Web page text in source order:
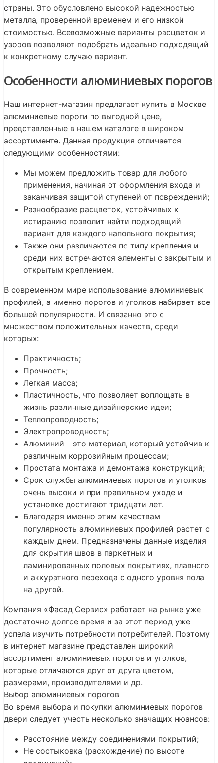
страны. Это обусловлено высокой надежностью
металла, проверенной временем и его низкой
стоимостью. Всевозможные варианты расцветок и
узоров позволяют подобрать идеально подходящий
к конкретному случаю вариант.
Особенности алюминиевых порогов
Наш интернет-магазин предлагает купить в Москве
алюминиевые пороги по выгодной цене,
представленные в нашем каталоге в широком
ассортименте. Данная продукция отличается
следующими особенностями:
Мы можем предложить товар для любого
применения, начиная от оформления входа и
заканчивая защитой ступеней от повреждений;
Разнообразие расцветок, устойчивых к
истиранию позволит найти подходящий
вариант для каждого напольного покрытия;
Также они различаются по типу крепления и
среди них встречаются элементы с закрытым и
открытым креплением.
В современном мире использование алюминиевых
профилей, а именно порогов и уголков набирает все
большей популярности. И связанно это с
множеством положительных качеств, среди
которых:
Практичность;
Прочность;
Легкая масса;
Пластичность, что позволяет воплощать в
жизнь различные дизайнерские идеи;
Теплопроводность;
Электропроводность;
Алюминий – это материал, который устойчив к
различным коррозийным процессам;
Простата монтажа и демонтажа конструкций;
Срок службы алюминиевых порогов и уголков
очень высоки и при правильном уходе и
установке достигают тридцати лет.
Благодаря именно этим качествам
популярность алюминиевых профилей растет с
каждым днем. Предназначены данные изделия
для скрытия швов в паркетных и
ламинированных половых покрытиях, плавного
и аккуратного перехода с одного уровня пола
на другой.
Компания «Фасад Сервис» работает на рынке уже
достаточно долгое время и за этот период уже
успела изучить потребности потребителей. Поэтому
в интернет магазине представлен широкий
ассортимент алюминиевых порогов и уголков,
которые отличаются друг от друга цветом,
размерами, производителями и др.
Выбор алюминиевых порогов
Во время выбора и покупки алюминиевых порогов
двери следует учесть несколько значащих нюансов:
Расстояние между соединениями покрытий;
Не состыковка (расхождение) по высоте